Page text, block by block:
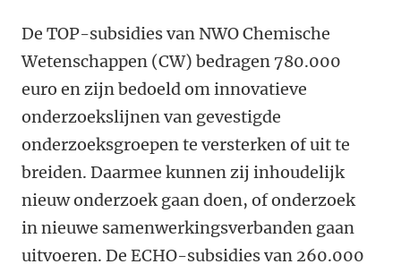
De TOP-subsidies van NWO Chemische
Wetenschappen (CW) bedragen 780.000
euro en zijn bedoeld om innovatieve
onderzoekslijnen van gevestigde
onderzoeksgroepen te versterken of uit te
breiden. Daarmee kunnen zij inhoudelijk
nieuw onderzoek gaan doen, of onderzoek
in nieuwe samenwerkingsverbanden gaan
uitvoeren. De ECHO-subsidies van 260.000